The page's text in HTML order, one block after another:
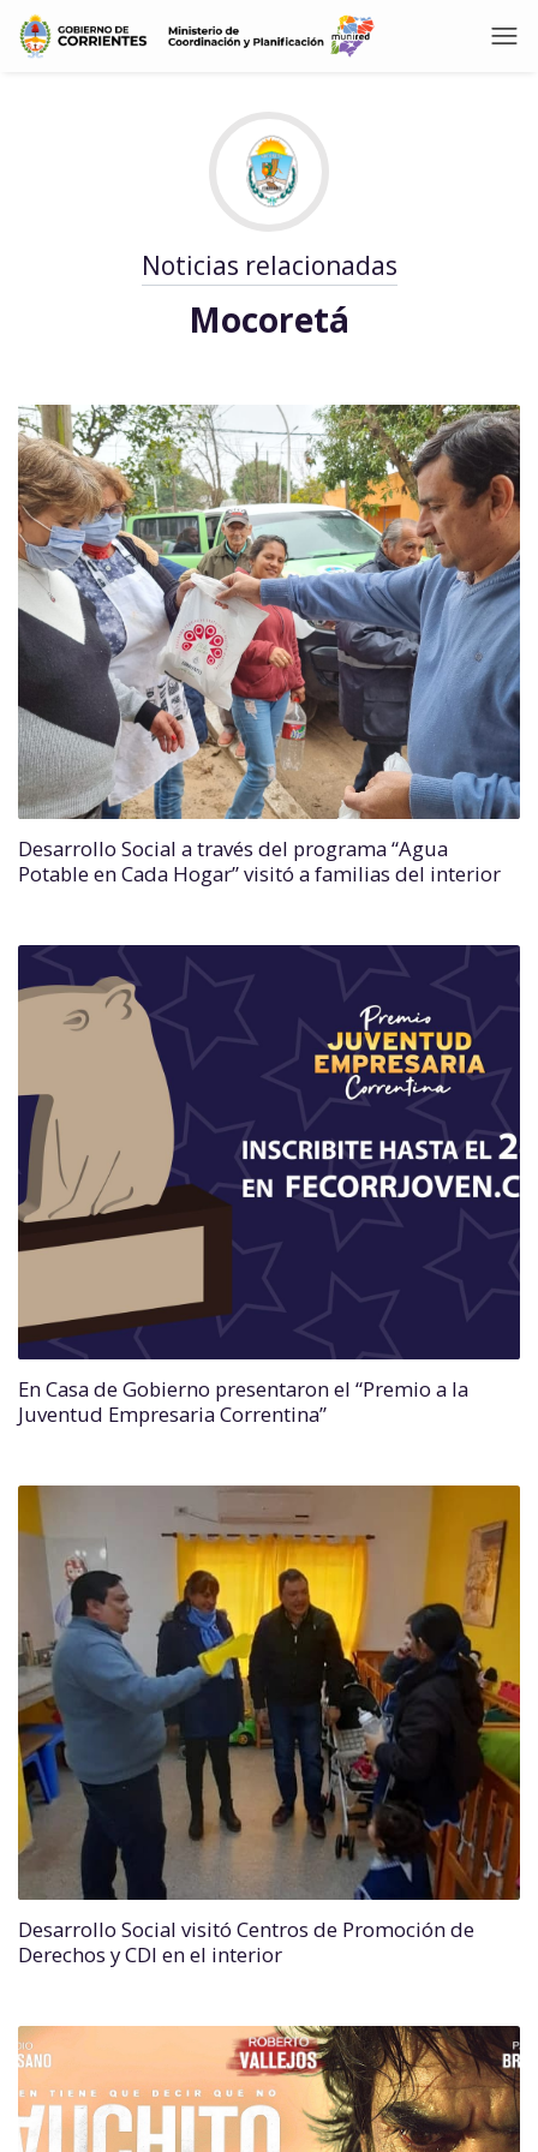
Noticias relacionadas
Mocoretá
Desarrollo Social a través del programa “Agua
Potable en Cada Hogar” visitó a familias del interior
En Casa de Gobierno presentaron el “Premio a la
Juventud Empresaria Correntina”
Desarrollo Social visitó Centros de Promoción de
Derechos y CDI en el interior